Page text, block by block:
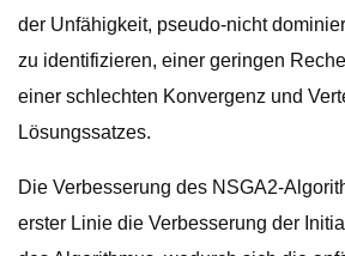
der Unfähigkeit, pseudo-nicht
zu identifizieren, einer geringen
einer schlechten Konvergenz und
Lösungssatzes.
Die Verbesserung des NSGA2-
erster Linie die Verbesserung der